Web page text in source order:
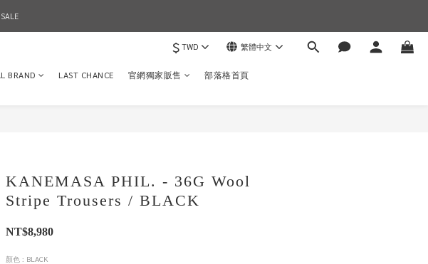
$ TWD 繁體中文
BRAND LAST CHANCE 官網獨家販售 部落格首頁
KANEMASA PHIL. - 36G Wool
Stripe Trousers / BLACK
NT$8,980
顏色 : BLACK